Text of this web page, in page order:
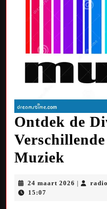
Ontdek de
Muziek
24 maart 2026 24
|
15:07